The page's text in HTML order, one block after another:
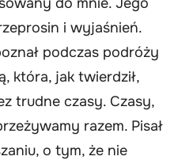
i wyjaśnień.
podczas podróży
która, jak twierdził,
trudne czasy. Czasy,
razem. Pisał
o tym, że nie